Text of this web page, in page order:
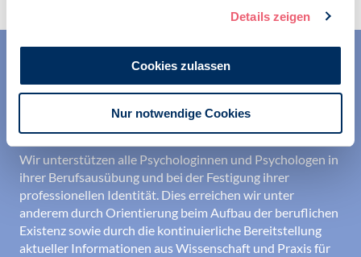
Details zeigen
Cookies zulassen
Nur notwendige Cookies
Wir unterstützen alle Psychologinnen und Psychologen in
ihrer Berufsausübung und bei der Festigung ihrer
professionellen Identität. Dies erreichen wir unter
anderem durch Orientierung beim Aufbau der beruflichen
Existenz sowie durch die kontinuierliche Bereitstellung
aktueller Informationen aus Wissenschaft und Praxis für